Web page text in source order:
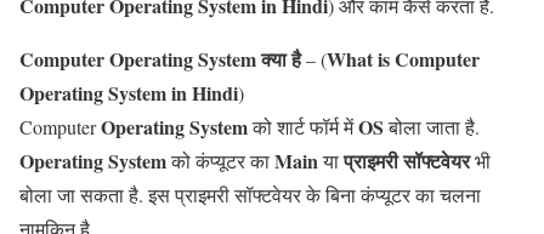
) और काम कैसे करता है.
ComputerOperating Systemक्या है– (What isComputer
Operating SysteminHindi)
ComputerOperating Systemको शार्ट फॉर्म मेंOSबोला जाता है.
Operating Systemको कंप्यूटर काMainयाप्राइमरी सॉफ्टवेयरभी
बोला जा सकता है. इस प्राइमरी सॉफ्टवेयर के बिना कंप्यूटर का चलना
नामुकिन है.